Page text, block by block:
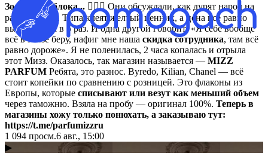
Золотого Яблока... 🤦🏻‍♀️ Они обсуждали, как дурят народ на
распродажах. Типа клеят желтый ценник, а цена всё равно
выше закупа в 5 раз. И одна другой говорит: «Я себе вообще
всё в Mизе беру, нафиг мне наша скидка сотрудника, там всё
равно дороже». Я не поленилась, 2 часа копалась и отрыла
этот Мизз. Оказалось, так магазин называется — MIZZ
PARFUM Ребята, это разнос. Byredo, Kilian, Chanel — всё
стоит копейки по сравнению с розницей. Это флаконы из
Европы, которые списывают или везут как меньший объем
через таможню. Взяла на пробу — оригинал 100%. Теперь в
магазины хожу только понюхать, а заказываю тут:
https://t.me/parfumizzru
1 094 просм.6 авг., 15:00
▶